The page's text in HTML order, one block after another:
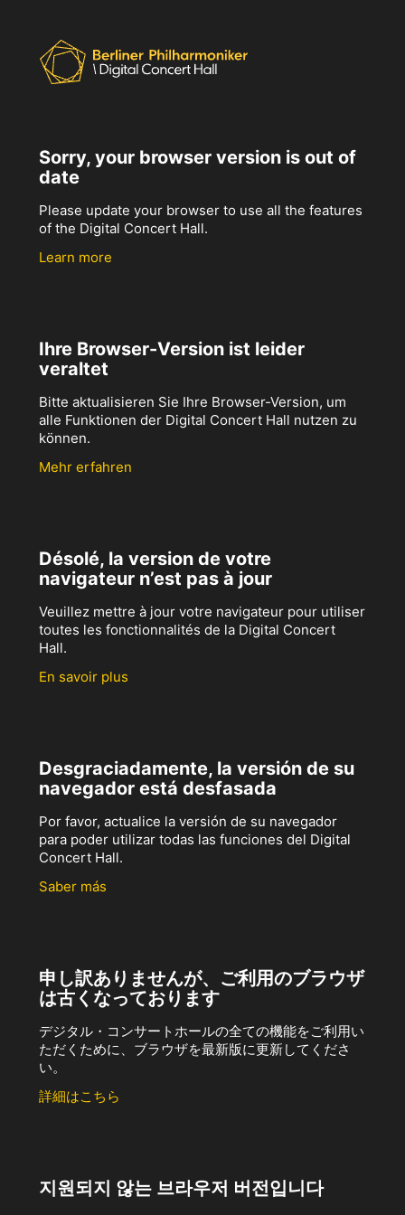
Sorry, your browser version is out of
date
Please update your browser to use all the features
of the Digital Concert Hall.
Learn more
Ihre Browser-Version ist leider
veraltet
Bitte aktualisieren Sie Ihre Browser-Version, um
alle Funktionen der Digital Concert Hall nutzen zu
können.
Mehr erfahren
Désolé, la version de votre
navigateur n’est pas à jour
Veuillez mettre à jour votre navigateur pour utiliser
toutes les fonctionnalités de la Digital Concert
Hall.
En savoir plus
Desgraciadamente, la versión de su
navegador está desfasada
Por favor, actualice la versión de su navegador
para poder utilizar todas las funciones del Digital
Concert Hall.
Saber más
申し訳ありませんが、ご利用のブラウザ
は古くなっております
デジタル・コンサートホールの全ての機能をご利用い
ただくために、ブラウザを最新版に更新してくださ
い。
詳細はこちら
지원되지 않는 브라우저 버전입니다